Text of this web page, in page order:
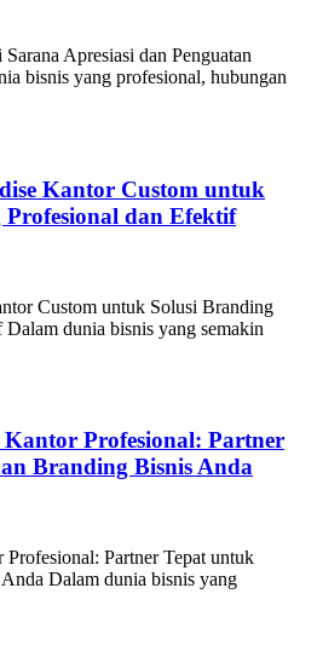
Apresiasi dan Penguatan
bisnis yang profesional, hubungan
Kantor Custom untuk
dan Efektif
Custom untuk Solusi Branding
dunia bisnis yang semakin
Kantor Profesional: Partner
Branding Bisnis Anda
Partner Tepat untuk
Dalam dunia bisnis yang